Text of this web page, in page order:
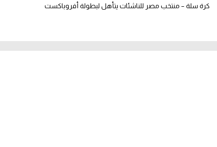
كرة سلة – منتخب مصر للناشئات يتأهل لبطولة أفروباكست